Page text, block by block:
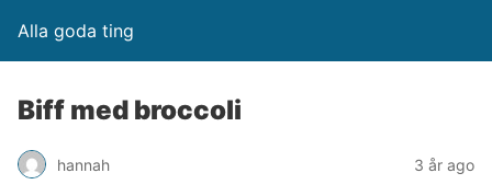
Alla goda ting
Biff med broccoli
hannah 3 år ago